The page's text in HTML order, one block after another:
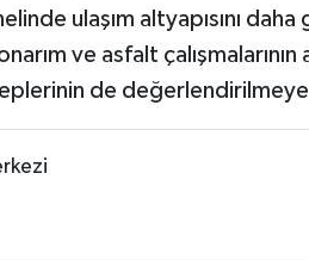
ulaşım altyapısını
ve asfalt
de